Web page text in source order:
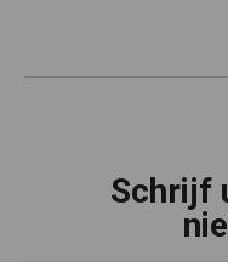
Schrijf